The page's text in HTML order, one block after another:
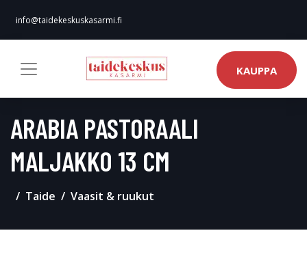
info@taidekeskuskasarmi.fi
KAUPPA
ARABIA PASTORAALI
MALJAKKO 13 CM
Taide Vaasit & ruukut